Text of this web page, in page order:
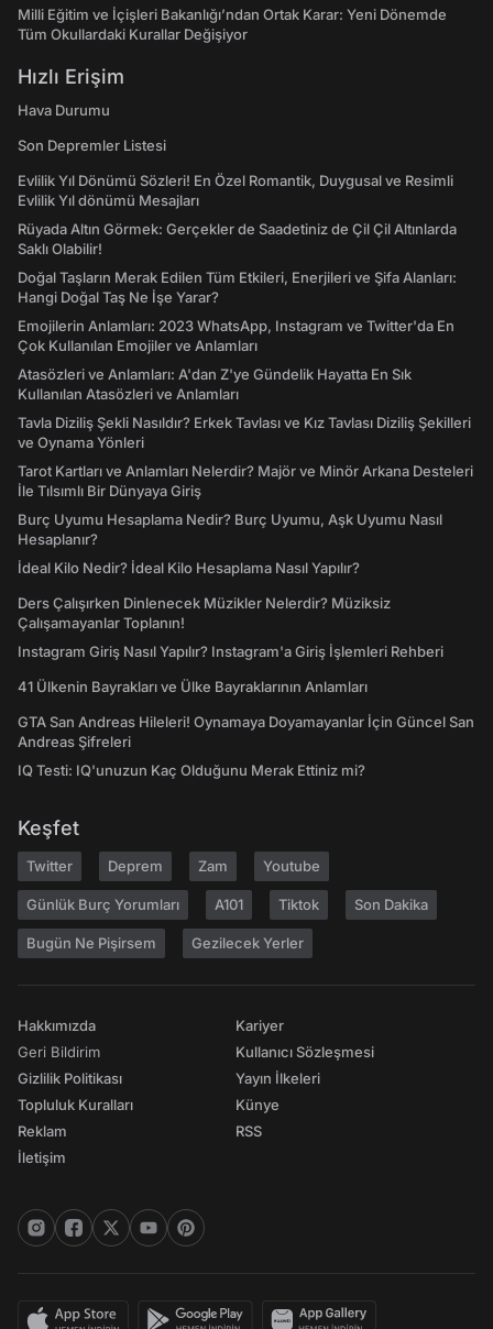
Milli Eğitim ve İçişleri Bakanlığı’ndan Ortak Karar: Yeni Dönemde
Tüm Okullardaki Kurallar Değişiyor
Hızlı Erişim
Hava Durumu
Son Depremler Listesi
Evlilik Yıl Dönümü Sözleri! En Özel Romantik, Duygusal ve Resimli
Evlilik Yıl dönümü Mesajları
Rüyada Altın Görmek: Gerçekler de Saadetiniz de Çil Çil Altınlarda
Saklı Olabilir!
Doğal Taşların Merak Edilen Tüm Etkileri, Enerjileri ve Şifa Alanları:
Hangi Doğal Taş Ne İşe Yarar?
Emojilerin Anlamları: 2023 WhatsApp, Instagram ve Twitter'da En
Çok Kullanılan Emojiler ve Anlamları
Atasözleri ve Anlamları: A'dan Z'ye Gündelik Hayatta En Sık
Kullanılan Atasözleri ve Anlamları
Tavla Diziliş Şekli Nasıldır? Erkek Tavlası ve Kız Tavlası Diziliş Şekilleri
ve Oynama Yönleri
Tarot Kartları ve Anlamları Nelerdir? Majör ve Minör Arkana Desteleri
İle Tılsımlı Bir Dünyaya Giriş
Burç Uyumu Hesaplama Nedir? Burç Uyumu, Aşk Uyumu Nasıl
Hesaplanır?
İdeal Kilo Nedir? İdeal Kilo Hesaplama Nasıl Yapılır?
Ders Çalışırken Dinlenecek Müzikler Nelerdir? Müziksiz
Çalışamayanlar Toplanın!
Instagram Giriş Nasıl Yapılır? Instagram'a Giriş İşlemleri Rehberi
41 Ülkenin Bayrakları ve Ülke Bayraklarının Anlamları
GTA San Andreas Hileleri! Oynamaya Doyamayanlar İçin Güncel San
Andreas Şifreleri
IQ Testi: IQ'unuzun Kaç Olduğunu Merak Ettiniz mi?
Keşfet
Twitter Deprem Zam Youtube
Günlük Burç Yorumları A101 Tiktok Son Dakika
Bugün Ne Pişirsem Gezilecek Yerler
Hakkımızda
Geri Bildirim
Gizlilik Politikası
Topluluk Kuralları
Reklam
İletişim
Kariyer
Kullanıcı Sözleşmesi
Yayın İlkeleri
Künye
RSS